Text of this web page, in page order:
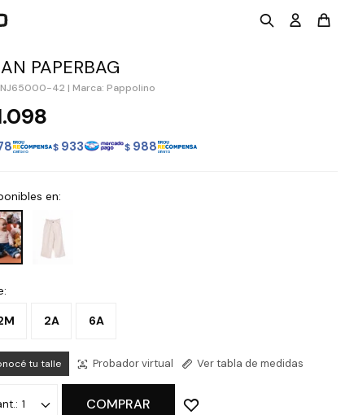
PAPERBAG
NJ65000-42 | Marca: Pappolino
$ 933 $ 988
en:
2A 6A
tu talle Probador virtual Ver tabla de medidas
1 COMPRAR